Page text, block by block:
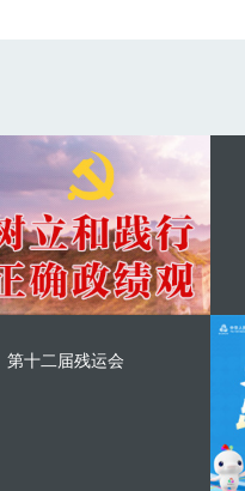
第十二届残运会